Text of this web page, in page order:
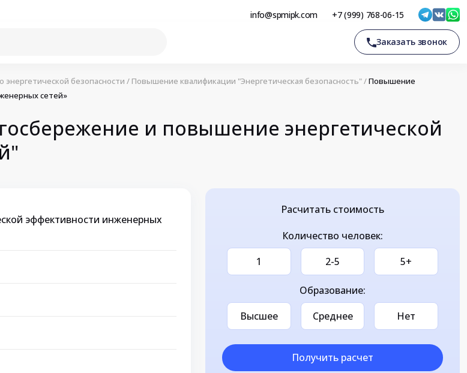
info@spmipk.com +7 (999) 768-06-15
Заказать звонок
энергетической безопасности / Повышение квалификации "Энергетическая безопасность"/Повышение
сетей»
и повышение энергетической
эффективности инженерных
Расчитать стоимость
Количество человек:
1
2-5 5+
Образование:
Высшее
Среднее Нет
Получить расчет